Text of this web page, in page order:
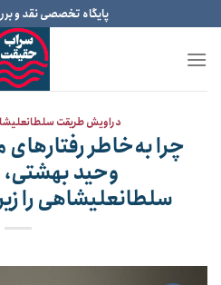
to
content
پایگاه تخصصی نقد و
دراویش طریقت
چرا به‌خاطر
وحید
سلطانعلیشاهی را